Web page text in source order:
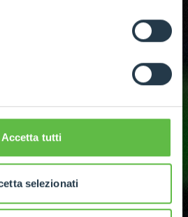
una
apposita procedura.
Accetta tutti
selezionati